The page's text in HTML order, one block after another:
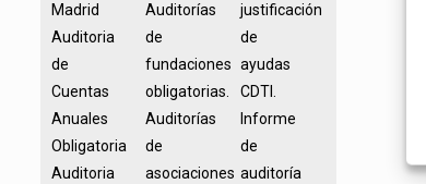
Madrid
Auditoria
de
Cuentas
Anuales
Obligatoria
Auditoria
Auditorías
de
fundaciones
obligatorias.
Auditorías
de
asociaciones
justificación
de
ayudas
CDTI.
Informe
de
auditoría